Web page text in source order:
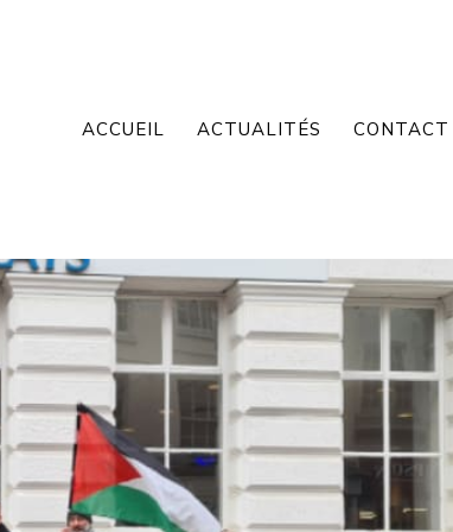
ACCUEIL ACTUALITÉS CONTACT